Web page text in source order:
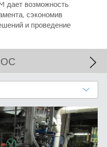
дает возможность
сэкономив
и проведение